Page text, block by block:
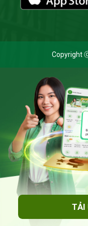
Cookie và chính
Bằng cách nhấp vào
lưu trữ tất cả các
với Thông báo Xử lý
Hưng khi truy cập
Copyright
TẢI